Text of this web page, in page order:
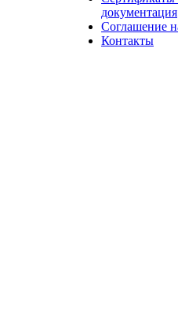
документация
Соглашение
Контакты